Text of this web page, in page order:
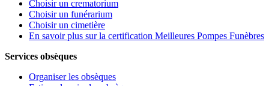
Choisir un crematorium
Choisir un funérarium
Choisir un cimetière
En savoir plus sur la certification Meilleures Pompes Funèbres
Services obsèques
Organiser les obsèques